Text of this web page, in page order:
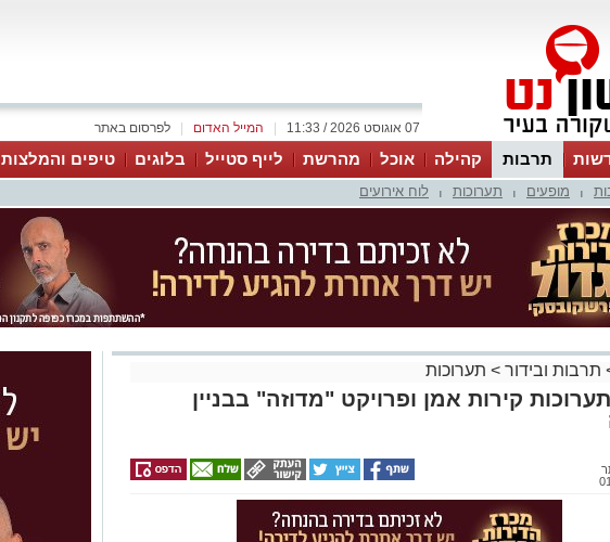
לפרסום באתר המייל האדום 07 אוגוסט 2026 / 11:33
תרבות קהילה אוכל מהרשת לייף סטייל בלוגים טיפים והמלצות
מופעים תערוכות לוח אירועים
תרבות ובידור > תערוכות
קירות אמן ופרויקט "מדוזה" בבניין